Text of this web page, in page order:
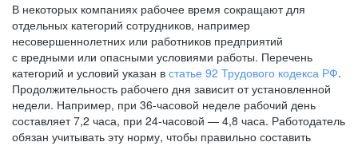
В некоторых компаниях рабочее время сокращают для
отдельных категорий сотрудников, например
несовершеннолетних или работников предприятий
с вредными или опасными условиями работы. Перечень
категорий и условий указан в статье 92 Трудового кодекса РФ.
Продолжительность рабочего дня зависит от установленной
недели. Например, при 36-часовой неделе рабочий день
составляет 7,2 часа, при 24-часовой — 4,8 часа. Работодатель
обязан учитывать эту норму, чтобы правильно составить